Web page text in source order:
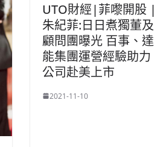
UTO財經|菲嚟開股 |
朱紀菲:日日煮獨董及
顧問團曝光 百事、達
能集團運營經驗助力
公司赴美上市
2021-11-10